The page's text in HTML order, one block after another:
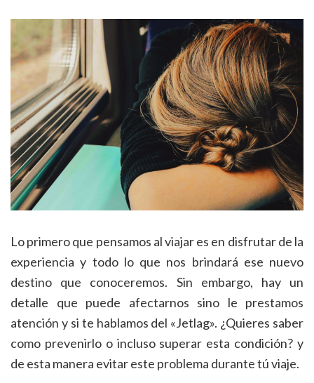
Lo primero que pensamos al viajar es en disfrutar de la
experiencia y todo lo que nos brindará ese nuevo
destino que conoceremos. Sin embargo, hay un
detalle que puede afectarnos sino le prestamos
atención y si te hablamos del «Jetlag». ¿Quieres saber
como prevenirlo o incluso superar esta condición? y
de esta manera evitar este problema durante tú viaje.